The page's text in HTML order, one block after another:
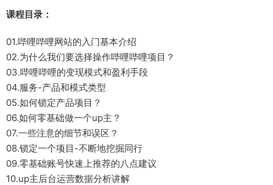
课程目录：
01.哔哩哔哩网站的入门基本介绍
02.为什么我们要选择操作哔哩哔哩项目？
03.哔哩哔哩的变现模式和盈利手段
04.服务-产品和模式类型
05.如何锁定产品项目？
06.如何零基础做一个up主？
07.一些注意的细节和误区？
08.锁定一个项目-不断地挖掘同行
09.零基础账号快速上推荐的八点建议
10.up主后台运营数据分析讲解